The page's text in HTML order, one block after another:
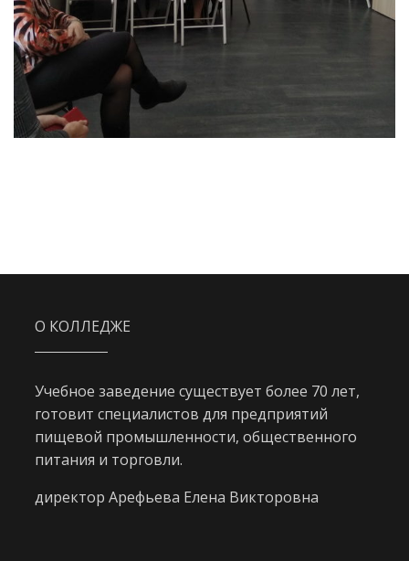
О КОЛЛЕДЖЕ
Учебное заведение существует более 70 лет,
готовит специалистов для предприятий
пищевой промышленности, общественного
питания и торговли.
директор Арефьева Елена Викторовна